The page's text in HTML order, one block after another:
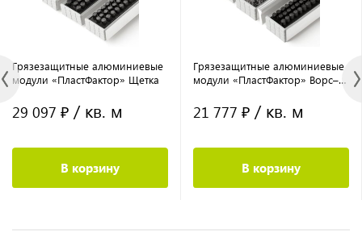
Грязезащитные алюминиевые
модули «ПластФактор» Щетка
29 097 ₽ / кв. м
В корзину
Грязезащитные алюминиевые
модули «ПластФактор» Ворс–
21 777 ₽ / кв. м
В корзину